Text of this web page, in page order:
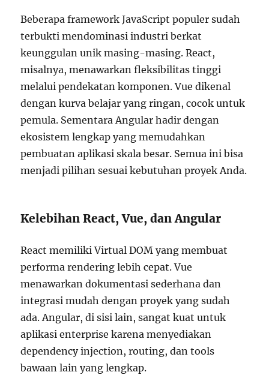
Beberapa framework JavaScript populer sudah
terbukti mendominasi industri berkat
keunggulan unik masing-masing. React,
misalnya, menawarkan fleksibilitas tinggi
melalui pendekatan komponen. Vue dikenal
dengan kurva belajar yang ringan, cocok untuk
pemula. Sementara Angular hadir dengan
ekosistem lengkap yang memudahkan
pembuatan aplikasi skala besar. Semua ini bisa
menjadi pilihan sesuai kebutuhan proyek Anda.
Kelebihan React, Vue, dan Angular
React memiliki Virtual DOM yang membuat
performa rendering lebih cepat. Vue
menawarkan dokumentasi sederhana dan
integrasi mudah dengan proyek yang sudah
ada. Angular, di sisi lain, sangat kuat untuk
aplikasi enterprise karena menyediakan
dependency injection, routing, dan tools
bawaan lain yang lengkap.